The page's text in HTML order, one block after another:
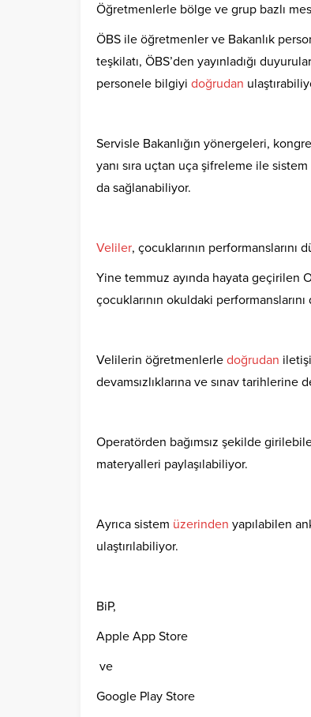
Öğretmenlerle bölge ve grup bazlı
ÖBS ile öğretmenler ve Bakanlık
teşkilatı, ÖBS’den yayınladığı
personele bilgiyi doğrudan
Servisle Bakanlığın yönergeleri,
yanı sıra uçtan uça şifreleme ile sistem
da sağlanabiliyor.
Veliler, çocuklarının
Yine temmuz ayında hayata geçirilen
çocuklarının okuldaki
Velilerin öğretmenlerle doğrudan
devamsızlıklarına ve sınav tarihlerine
Operatörden bağımsız şekilde
materyalleri paylaşılabiliyor.
Ayrıca sistem üzerinden yapılabilen
ulaştırılabiliyor.
BiP,
Apple App Store
ve
Google Play Store